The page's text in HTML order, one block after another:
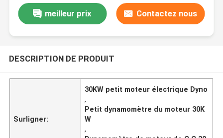
meilleur prix Contactez nous
DESCRIPTION DE PRODUIT
Surligner:
30KW petit moteur électrique Dyno
,
Petit dynamomètre du moteur 30K
W
,